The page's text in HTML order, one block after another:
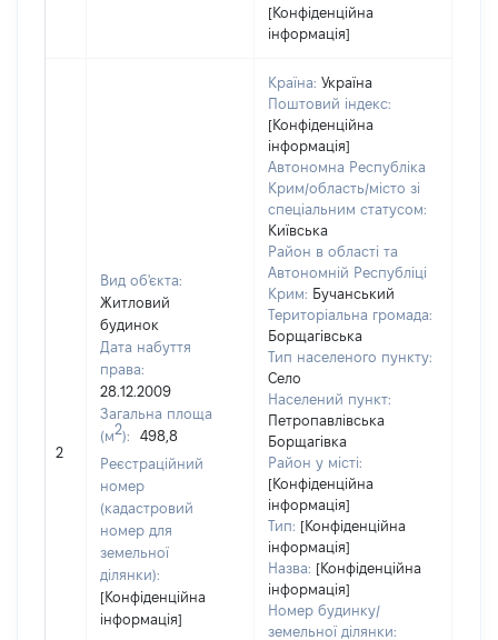
[Конфіденційна
інформація]
2
Вид об'єкта:
Житловий
будинок
Дата набуття
права:
28.12.2009
Загальна площа
(м2):
498,8
Реєстраційний
номер
(кадастровий
номер для
земельної
ділянки):
[Конфіденційна
інформація]
Країна: Україна
Поштовий індекс:
[Конфіденційна
інформація]
Автономна Республіка
Крим/область/місто зі
спеціальним статусом:
Київська
Район в області та
Автономній Республіці
Крим: Бучанський
Територіальна громада:
Борщагівська
Тип населеного пункту:
Село
Населений пункт:
Петропавлівська
Борщагівка
Район у місті:
[Конфіденційна
інформація]
Тип: [Конфіденційна
інформація]
Назва: [Конфіденційна
інформація]
Номер будинку/
земельної ділянки: